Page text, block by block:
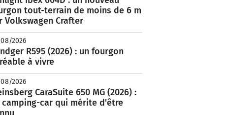
tout-terrain de moins de 6 m
Volkswagen Crafter
2026
R595 (2026) : un fourgon
à vivre
2026
CaraSuite 650 MG (2026) :
camping-car qui mérite d'être